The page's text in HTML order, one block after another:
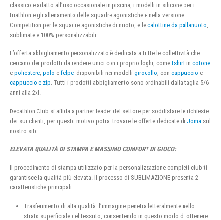
classico e adatto all’uso occasionale in piscina, i modelli in silicone per i
triathlon e gli allenamento delle squadre agonistiche e nella versione
Competition per le squadre agonistiche di nuoto, e le calottine da pallanuoto,
sublimate e 100% personalizzabili
L’offerta abbigliamento personalizzato è dedicata a tutte le collettività che
cercano dei prodotti da rendere unici con i proprio loghi, cometshirt in cotone
e poliestere, polo e felpe, disponibili nei modelli girocollo, con cappuccio e
cappuccio e zip. Tutti i prodotti abbigliamento sono ordinabili dalla taglia 5/6
anni alla 2xl.
Decathlon Club si affida a partner leader del settore per soddisfare le richieste
dei sui clienti, per questo motivo potrai trovare le offerte dedicate di Joma sul
nostro sito.
ELEVATA QUALITÀ DI STAMPA E MASSIMO COMFORT DI GIOCO:
Il procedimento di stampa utilizzato per la personalizzazione completi club ti
garantisce la qualità più elevata. Il processo di SUBLIMAZIONE presenta 2
caratteristiche principali:
Trasferimento di alta qualità: l’immagine penetra letteralmente nello
strato superficiale del tessuto, consentendo in questo modo di ottenere